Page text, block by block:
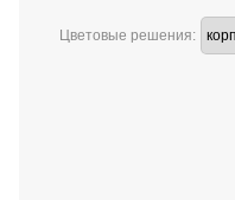
Цветовые решения: